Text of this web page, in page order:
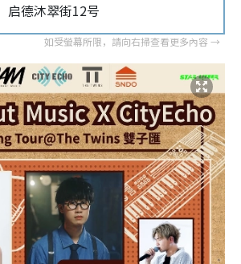
启德沐翠街12号